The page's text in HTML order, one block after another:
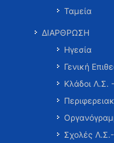
Ταμεία
ΔΙΑΡΘΡΩΣΗ
Ηγεσία
Γενική
Κλάδοι Λ.Σ.
Σχολές